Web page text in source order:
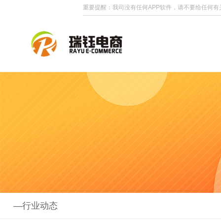
重要提醒：我司没有任何APP软件，请不要给任何
—行业动态